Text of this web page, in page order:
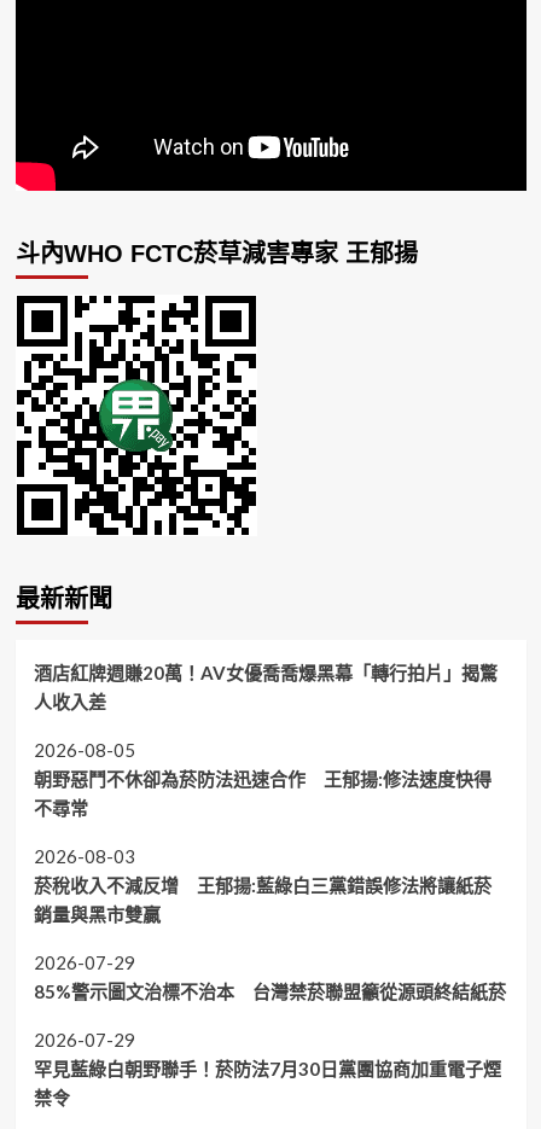
斗內WHO FCTC菸草減害專家 王郁揚
最新新聞
酒店紅牌週賺20萬！AV女優喬喬爆黑幕「轉行拍片」揭驚
人收入差
2026-08-05
朝野惡鬥不休卻為菸防法迅速合作 王郁揚:修法速度快得
不尋常
2026-08-03
菸稅收入不減反增 王郁揚:藍綠白三黨錯誤修法將讓紙菸
銷量與黑市雙贏
2026-07-29
85%警示圖文治標不治本 台灣禁菸聯盟籲從源頭終結紙菸
2026-07-29
罕見藍綠白朝野聯手！菸防法7月30日黨團協商加重電子煙
禁令